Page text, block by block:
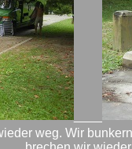
weg. Wir